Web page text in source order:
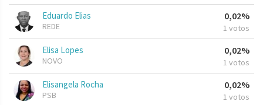
Eduardo Elias
REDE
0,02%
1 votos
Elisa Lopes
NOVO
0,02%
1 votos
Elisangela Rocha
PSB
0,02%
1 votos